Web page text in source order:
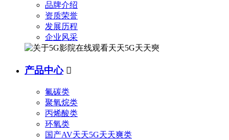
品牌介绍
资质荣誉
发展历程
企业风采
产品中心 
氟碳类
聚氧烷类
丙烯酸类
环氧类
国产AV天天5G天天爽类